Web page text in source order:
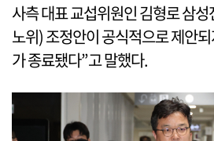
사측 대표 교섭위원인 김형로 삼
노위) 조정안이 공식적으로 제안
가 종료됐다”고 말했다.